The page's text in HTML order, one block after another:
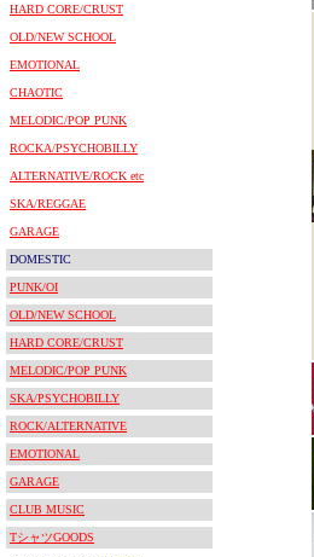
HARD CORE/CRUST
OLD/NEW SCHOOL
EMOTIONAL
CHAOTIC
MELODIC/POP PUNK
ROCKA/PSYCHOBILLY
ALTERNATIVE/ROCK etc
SKA/REGGAE
GARAGE
DOMESTIC
PUNK/OI
OLD/NEW SCHOOL
HARD CORE/CRUST
MELODIC/POP PUNK
SKA/PSYCHOBILLY
ROCK/ALTERNATIVE
EMOTIONAL
GARAGE
CLUB MUSIC
TシャツGOODS